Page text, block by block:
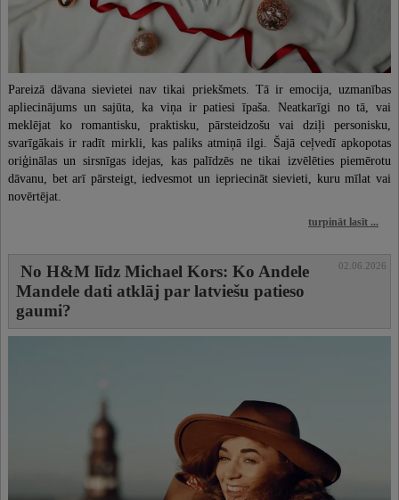
Pareizā dāvana sievietei nav tikai priekšmets. Tā ir emocija, uzmanības
apliecinājums un sajūta, ka viņa ir patiesi īpaša. Neatkarīgi no tā, vai
meklējat ko romantisku, praktisku, pārsteidzošu vai dziļi personisku,
svarīgākais ir radīt mirkli, kas paliks atmiņā ilgi. Šajā ceļvedī apkopotas
oriģinālas un sirsnīgas idejas, kas palīdzēs ne tikai izvēlēties piemērotu
dāvanu, bet arī pārsteigt, iedvesmot un iepriecināt sievieti, kuru mīlat vai
novērtējat.
turpināt lasīt ...
No H&M līdz Michael Kors: Ko Andele
Mandele dati atklāj par latviešu patieso
gaumi?
02.06.2026